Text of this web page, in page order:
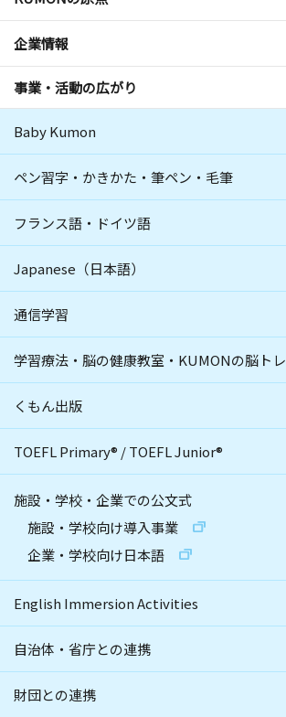
企業情報
事業・活動の広がり
Baby Kumon
ペン習字・かきかた・筆ペン・毛筆
フランス語・ドイツ語
Japanese（日本語）
通信学習
学習療法・脳の健康教室・KUMONの脳トレ
くもん出版
TOEFL Primary® /TOEFL Junior®
施設・学校・企業での公文式
施設・学校向け導入事業
企業・学校向け日本語
English Immersion Activities
自治体・省庁との連携
財団との連携